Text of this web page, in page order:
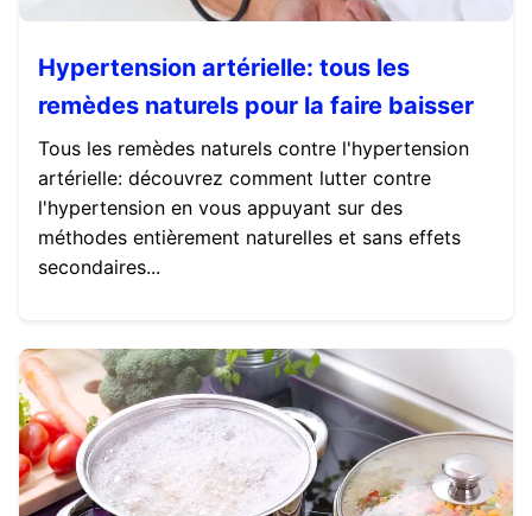
Hypertension artérielle: tous les
remèdes naturels pour la faire baisser
Tous les remèdes naturels contre l'hypertension
artérielle: découvrez comment lutter contre
l'hypertension en vous appuyant sur des
méthodes entièrement naturelles et sans effets
secondaires...